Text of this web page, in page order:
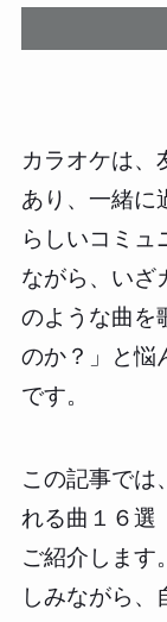
カラオケは、
あり、一緒に
らしいコミュ
ながら、いざ
のような曲を
のか？」と悩
です。
この記事では
れる曲１６選
ご紹介します
しみながら、